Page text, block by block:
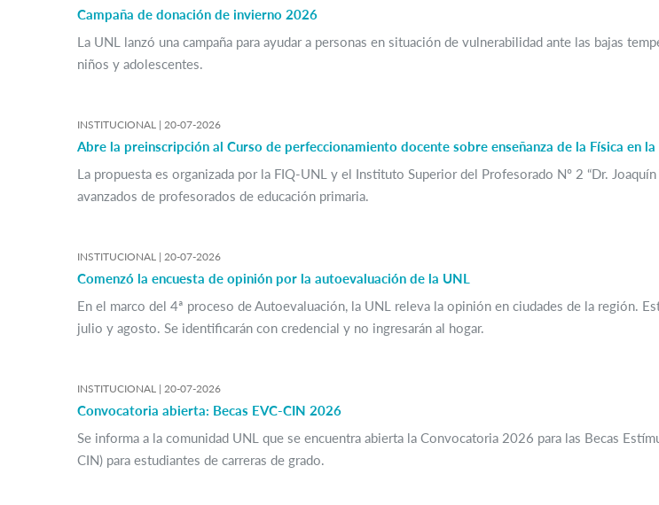
Campaña de donación de invierno 2026
La UNL lanzó una campaña para ayudar a personas en situación de vulnerabilidad ante las bajas
niños y adolescentes.
INSTITUCIONAL | 20-07-2026
Abre la preinscripción al Curso de perfeccionamiento docente sobre enseñanza de la Física en
La propuesta es organizada por la FIQ-UNL y el Instituto Superior del Profesorado Nº 2 “Dr.
avanzados de profesorados de educación primaria.
INSTITUCIONAL | 20-07-2026
Comenzó la encuesta de opinión por la autoevaluación de la UNL
En el marco del 4ª proceso de Autoevaluación, la UNL releva la opinión en ciudades de la región.
julio y agosto. Se identificarán con credencial y no ingresarán al hogar.
INSTITUCIONAL | 20-07-2026
Convocatoria abierta: Becas EVC-CIN 2026
Se informa a la comunidad UNL que se encuentra abierta la Convocatoria 2026 para las Becas
CIN) para estudiantes de carreras de grado.